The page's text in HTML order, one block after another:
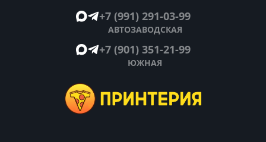
+7 (991) 291-03-99
АВТОЗАВОДСКАЯ
+7 (901) 351-21-99
ЮЖНАЯ